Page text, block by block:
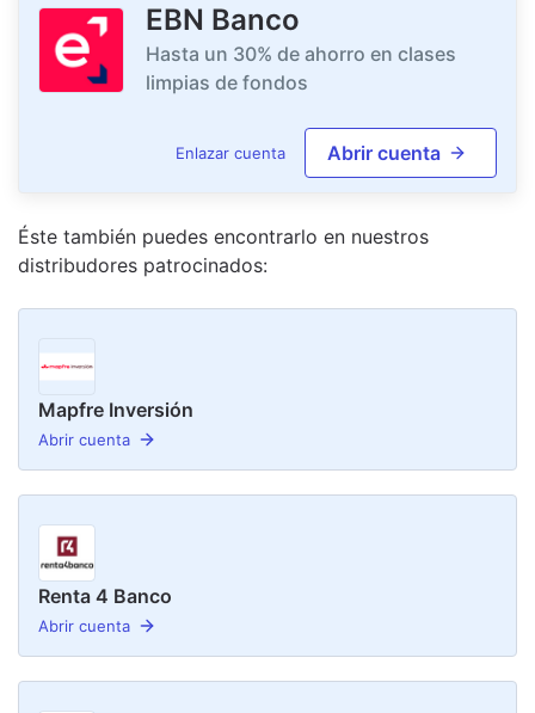
EBN Banco
Hasta un 30% de ahorro en clases
limpias de fondos
Enlazar cuenta Abrir cuenta
Éste también puedes encontrarlo en nuestros
distribudores patrocinados:
Mapfre Inversión
Abrir cuenta
Renta 4 Banco
Abrir cuenta